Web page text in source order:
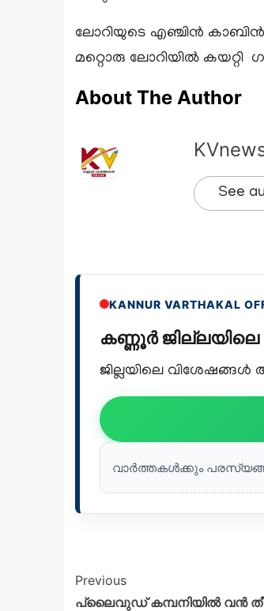
ലോറിയുടെ എഞ്ചിൻ
മറ്റൊരു ലോറിയിൽ കയറ്റി
About The Author
See
KANNUR VARTHAKAL
കണ്ണൂർ
ജില്ലയിലെ
വാർത്തകൾക്കും
Previous
പ്ലൈവുഡ് കമ്പനിയിൽ വൻ